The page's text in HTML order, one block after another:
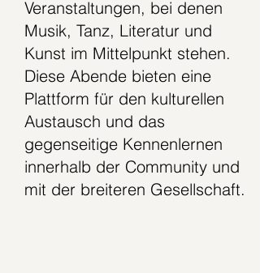
Veranstaltungen, bei denen
Musik, Tanz, Literatur und
Kunst im Mittelpunkt stehen.
Diese Abende bieten eine
Plattform für den kulturellen
Austausch und das
gegenseitige Kennenlernen
innerhalb der Community und
mit der breiteren Gesellschaft.